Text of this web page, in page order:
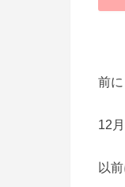
前
12
以